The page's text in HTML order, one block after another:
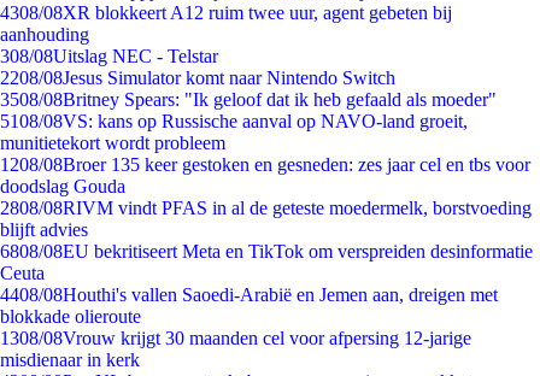
4308/08XR blokkeert A12 ruim twee uur, agent gebeten bij
aanhouding
308/08Uitslag NEC - Telstar
2208/08Jesus Simulator komt naar Nintendo Switch
3508/08Britney Spears: "Ik geloof dat ik heb gefaald als moeder"
5108/08VS: kans op Russische aanval op NAVO-land groeit,
munitietekort wordt probleem
1208/08Broer 135 keer gestoken en gesneden: zes jaar cel en tbs voor
doodslag Gouda
2808/08RIVM vindt PFAS in al de geteste moedermelk, borstvoeding
blijft advies
6808/08EU bekritiseert Meta en TikTok om verspreiden desinformatie
Ceuta
4408/08Houthi's vallen Saoedi-Arabië en Jemen aan, dreigen met
blokkade olieroute
1308/08Vrouw krijgt 30 maanden cel voor afpersing 12-jarige
misdienaar in kerk